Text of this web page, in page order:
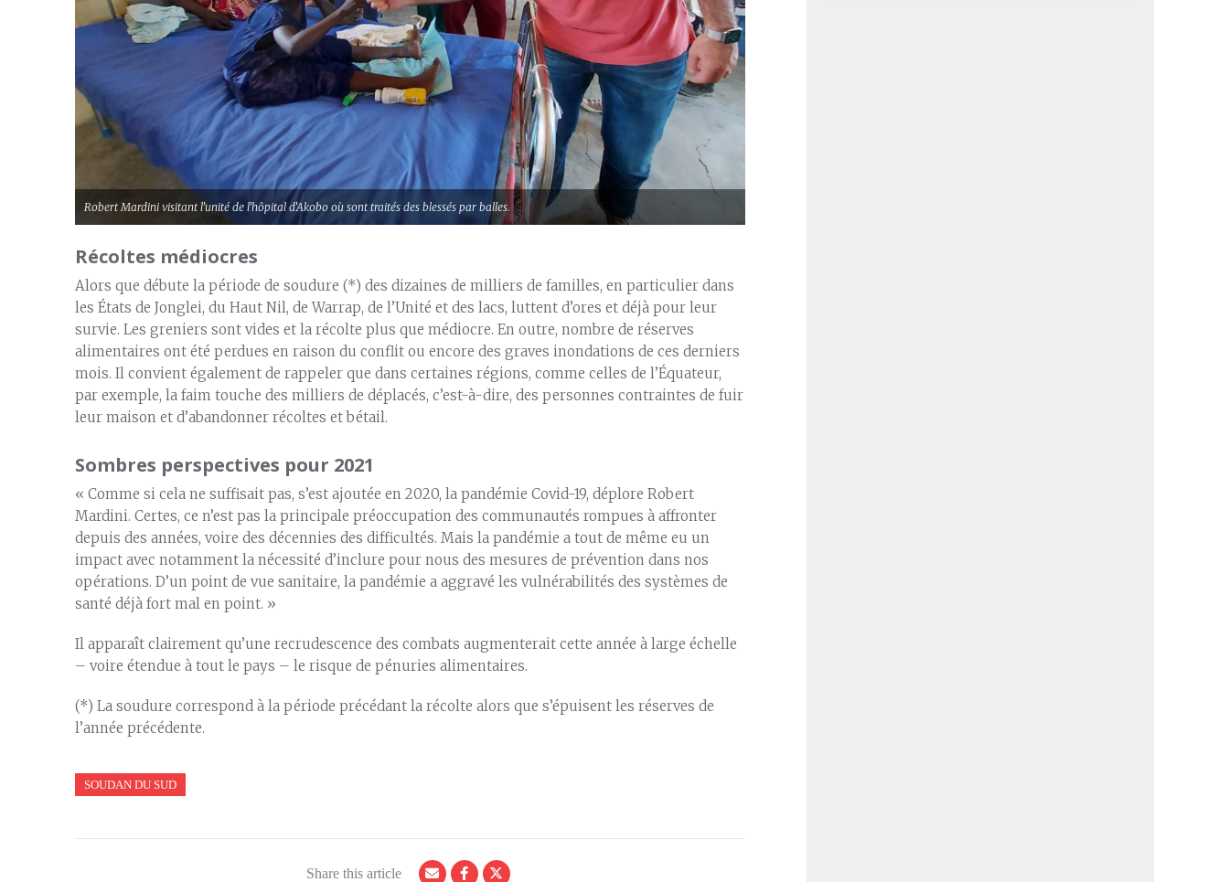
Robert Mardini visitant l’unité de l’hôpital d’Akobo où sont traités des blessés par balles.
Récoltes médiocres
Alors que débute la période de soudure (*) des dizaines de milliers de familles, en particulier dans
les États de Jonglei, du Haut Nil, de Warrap, de l’Unité et des lacs, luttent d’ores et déjà pour leur
survie. Les greniers sont vides et la récolte plus que médiocre. En outre, nombre de réserves
alimentaires ont été perdues en raison du conflit ou encore des graves inondations de ces derniers
mois. Il convient également de rappeler que dans certaines régions, comme celles de l’Équateur,
par exemple, la faim touche des milliers de déplacés, c’est-à-dire, des personnes contraintes de fuir
leur maison et d’abandonner récoltes et bétail.
Sombres perspectives pour 2021
« Comme si cela ne suffisait pas, s’est ajoutée en 2020, la pandémie Covid-19, déplore Robert
Mardini. Certes, ce n’est pas la principale préoccupation des communautés rompues à affronter
depuis des années, voire des décennies des difficultés. Mais la pandémie a tout de même eu un
impact avec notamment la nécessité d’inclure pour nous des mesures de prévention dans nos
opérations. D’un point de vue sanitaire, la pandémie a aggravé les vulnérabilités des systèmes de
santé déjà fort mal en point. »
Il apparaît clairement qu’une recrudescence des combats augmenterait cette année à large échelle
– voire étendue à tout le pays – le risque de pénuries alimentaires.
(*) La soudure correspond à la période précédant la récolte alors que s’épuisent les réserves de
l’année précédente.
SOUDAN DU SUD
Share this article